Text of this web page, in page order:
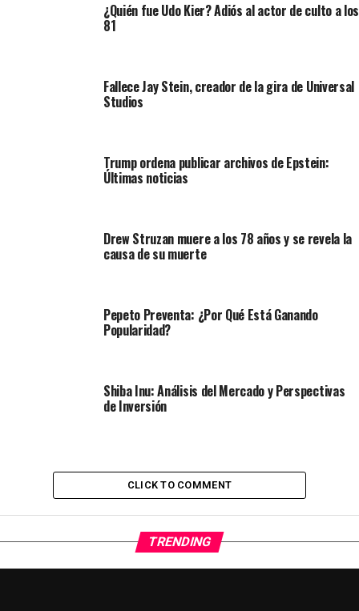
¿Quién fue Udo Kier? Adiós al actor de culto a los
81
Fallece Jay Stein, creador de la gira de Universal
Studios
Trump ordena publicar archivos de Epstein:
Últimas noticias
Drew Struzan muere a los 78 años y se revela la
causa de su muerte
Pepeto Preventa: ¿Por Qué Está Ganando
Popularidad?
Shiba Inu: Análisis del Mercado y Perspectivas
de Inversión
CLICK TO COMMENT
TRENDING